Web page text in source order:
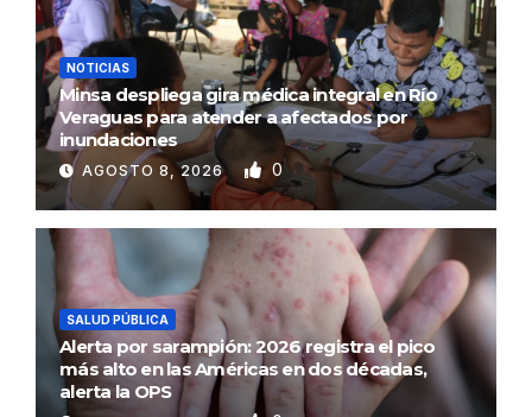
NOTICIAS
Minsa despliega gira médica integral en Río
Veraguas para atender a afectados por
inundaciones
AGOSTO 8, 2026 0
SALUD PÚBLICA
Alerta por sarampión: 2026 registra el pico
más alto en las Américas en dos décadas,
alerta la OPS